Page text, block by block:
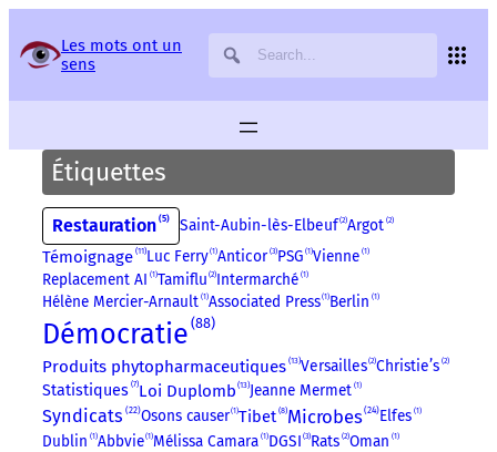
Les mots ont un
sens
Étiquettes
Restauration 5 Saint-Aubin-lès-Elbeuf 2 Argot 2
Témoignage 11 Luc Ferry 1 Anticor 3 PSG 1 Vienne 1
Replacement AI 1 Tamiflu 2 Intermarché 1
Hélène Mercier-Arnault 1 Associated Press 1 Berlin 1
Démocratie 88
Produits phytopharmaceutiques 13 Versailles 2 Christie’s 2
Statistiques 7 Loi Duplomb 13 Jeanne Mermet 1
Syndicats 22 Osons causer 1 Tibet 8 Microbes 24 Elfes 1
Dublin 1 Abbvie 1 Mélissa Camara 1 DGSI 3 Rats 2 Oman 1
Panneau de gestion des services